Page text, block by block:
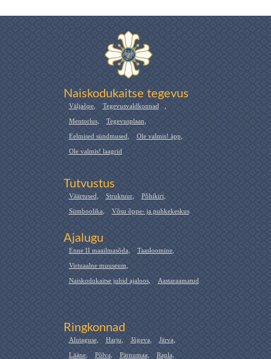
Naiskodukaitse tegevus
Väljaõpe, Tegevusvaldkonnad ,
Mentorlus, Tegevusplaan,
Eelmised sündmused, Ole valmis! äpp,
Ole valmis! laagrid
Tutvustus
Väärtused, Struktuur, Põhikiri,
Sümboolika, Võsu õppe- ja puhkekeskus
Ajalugu
Enne II maailmasõda, Taasloomine,
Virtuaalne muuseum,
Naiskodukaitse juhid ajaloos, Aastaraamatud
Ringkonnad
Alutaguse, Harju, Jõgeva, Järva,
Lääne, Põlva, Pärnumaa, Rapla,